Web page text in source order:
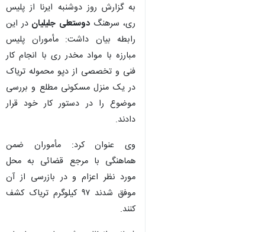
به گزارش روز دوشنبه ایرنا از پلیس
ری، سرهنگدوستعلی جلیلیان در این
رابطه بیان داشت: مأموران پلیس
مبارزه با مواد مخدر ری با انجام کار
فنی و تخصصی از دپو محموله تریاک
در یک منزل مسکونی مطلع و بررسی
موضوع را در دستور کار خود قرار
دادند.
وی عنوان کرد: مأموران ضمن
هماهنگی با مرجع قضائی به محل
مورد نظر اعزام و در بازرسی از آن
موفق شدند ۹۷ کیلوگرم تریاک کشف
کنند.